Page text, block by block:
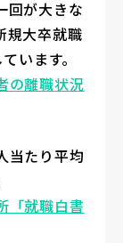
回が大きな
規大卒就職
います。
の離職状況
当たり平均
「就職白書